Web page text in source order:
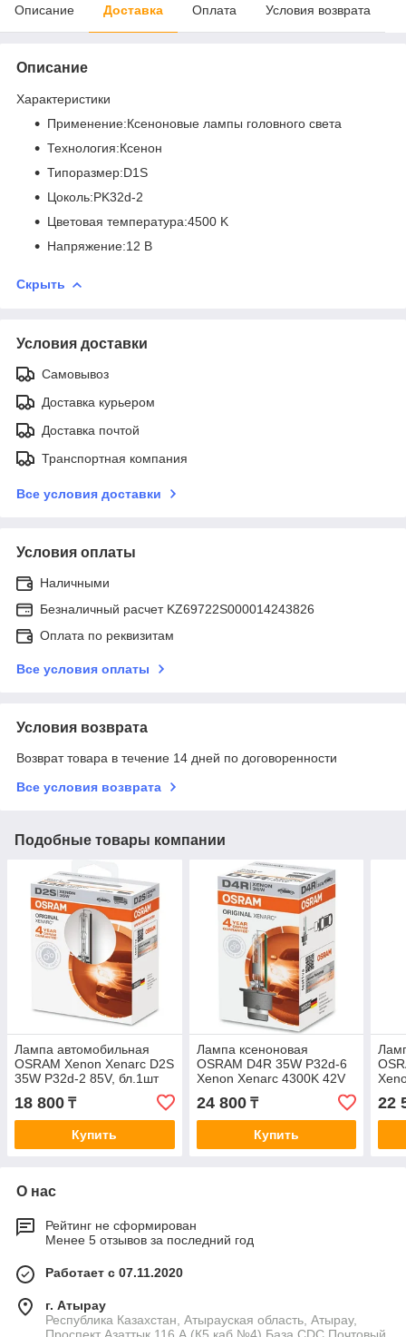
Описание Доставка Оплата Условия возврата
Описание
Характеристики
Применение:Ксеноновые лампы головного света
Технология:Ксенон
Типоразмер:D1S
Цоколь:PK32d-2
Цветовая температура:4500 K
Напряжение:12 В
Скрыть
Условия доставки
Самовывоз
Доставка курьером
Доставка почтой
Транспортная компания
Все условия доставки
Условия оплаты
Наличными
Безналичный расчет KZ69722S000014243826
Оплата по реквизитам
Все условия оплаты
Условия возврата
Возврат товара в течение 14 дней по договоренности
Все условия возврата
Подобные товары компании
Лампа автомобильная
OSRAM Xenon Xenarc D2S
35W P32d-2 85V, бл.1шт
18 800 ₸
Купить
Лампа ксеноновая
OSRAM D4R 35W P32d-6
Xenon Xenarc 4300K 42V
24 800₸
Купить
22
О нас
Рейтинг не сформирован
Менее 5 отзывов за последний год
Работает с 07.11.2020
г. Атырау
Республика Казахстан, Атырауская область, Атырау,